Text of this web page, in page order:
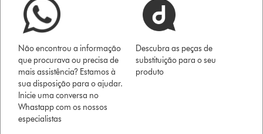
Não encontrou a informação
que procurava ou precisa de
mais assistência? Estamos à
sua disposição para o ajudar.
Inicie uma conversa no
Whastapp com os nossos
especialistas
Descubra as peças de
substituição para o seu
produto